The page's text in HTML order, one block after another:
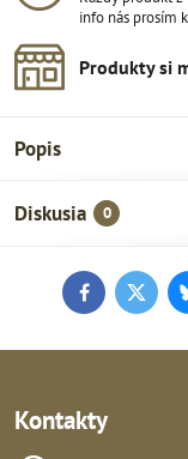
info nás prosím
Produkty si
Popis
Diskusia 0
FacebookTwitter
Kontakty